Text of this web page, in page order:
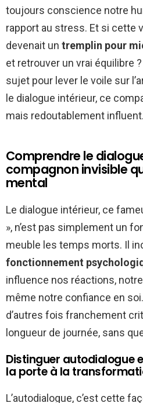
toujours conscience notre
rapport au stress. Et si cette
devenait un tremplin pour
et retrouver un vrai équilibre
sujet pour lever le voile sur
le dialogue intérieur, ce
mais redoutablement influent.
Comprendre le
compagnon invisible
mental
Le dialogue intérieur, ce
», n’est pas simplement un
meuble les temps morts. Il
fonctionnement
influence nos réactions,
même notre confiance en
d’autres fois franchement
longueur de journée, sans
Distinguer autodialogue
la porte à la
L’autodialogue, c’est cette